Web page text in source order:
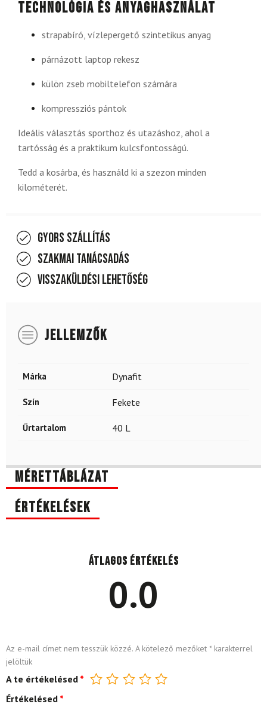
Technológia és anyaghasználat
strapabíró, vízlepergető szintetikus anyag
párnázott laptop rekesz
külön zseb mobiltelefon számára
kompressziós pántok
Ideális választás sporthoz és utazáshoz, ahol a
tartósság és a praktikum kulcsfontosságú.
Tedd a kosárba, és használd ki a szezon minden
kilométerét.
Gyors szállítás
Szakmai tanácsadás
Visszaküldési lehetőség
JELLEMZŐK
Márka Dynafit
Szín Fekete
Űrtartalom 40 L
Mérettáblázat
Értékelések
Átlagos értékelés
0.0
Az e-mail címet nem tesszük közzé. A kötelező mezőket *karakterrel
jelöltük
A te értékelésed *
Értékelésed *